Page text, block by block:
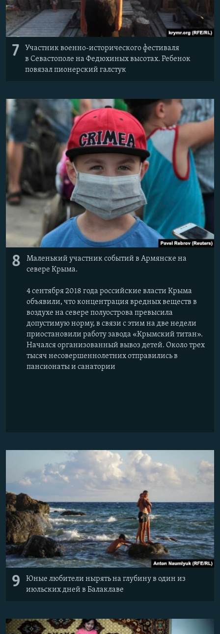
7
Участник военно-исторического фестиваля
в Севастополе на Федюхиных высотах. Ребенок
повязал пионерский галстук
8
Маленький участник событий в Армянске на
севере Крыма.
4 сентября 2018 года российские власти Крыма
объявили, что концентрация вредных веществ в
воздухе на севере полуострова превысила
допустимую норму, в связи с этим на две недели
приостановили работу завода «Крымский титан».
Начался организованный вывоз детей. Около трех
тысяч несовершеннолетних отправились в
пансионаты и санатории
9
Юные любители нырять на глубину в один из
июльских дней в Балаклаве